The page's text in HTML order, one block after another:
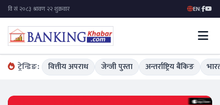
EN|
ट्रेन्डिङ: वित्तीय अपराध जेन्जी पुस्ता अन्तर्राष्ट्रिय बैंकिङ